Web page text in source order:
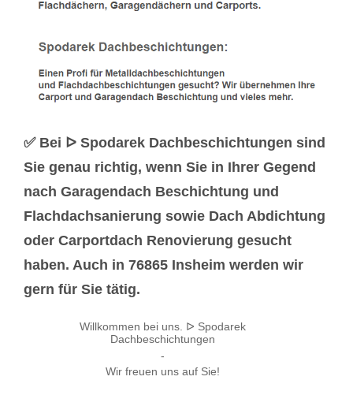
✅ Bei ᐅ Spodarek Dachbeschichtungen sind
Sie genau richtig, wenn Sie in Ihrer Gegend
nach Garagendach Beschichtung und
Flachdachsanierung sowie Dach Abdichtung
oder Carportdach Renovierung gesucht
haben. Auch in 76865 Insheim werden wir
gern für Sie tätig.
Willkommen bei uns. ᐅ Spodarek
Dachbeschichtungen
-
Wir freuen uns auf Sie!